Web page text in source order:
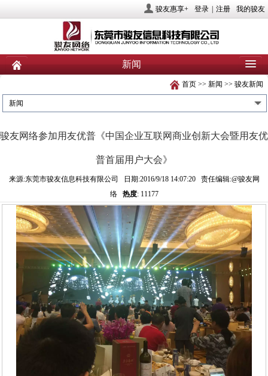
骏友惠享+ 登录 注册 我的骏友
新闻
新闻
产品 业务服务 社会责任
人力资源 投资者关系 联系我们
首页 >> 新闻 >> 骏友新闻
新闻
骏友网络参加用友优普《中国企业互联网商业创新大会暨用友优
普首届用户大会》
来源:东莞市骏友信息科技有限公司 日期:2016/9/18 14:07:20 责任编辑:@骏友网
络 热度: 11177